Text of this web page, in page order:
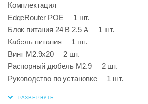
Комплектация
EdgeRouter POE 1 шт.
Блок питания 24 В 2.5 А 1 шт.
Кабель питания 1 шт.
Винт M2.9x20 2 шт.
Распорный дюбель M2.9 2 шт.
Руководство по установке 1 шт.